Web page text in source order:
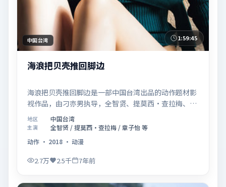
中国台湾 1:59:45
海浪把贝壳推回脚边
海浪把贝壳推回脚边是一部中国台湾出品的动作题材影
视作品，由刁亦男执导，全智贤、提莫西·查拉梅、章
子怡等联合主演，于2018年11月14日在院线首映。影
片围绕「爱的迟疑与勇敢迈出的一步」展开叙事，镜头
语言克制而富有张力，节奏起伏得当，人物弧光完整；
配乐与场面调度强化了类型片的观感体验，亦留有可供
解读的细节空间，适合关注现实主义叙事与人物关系的
地区 中国台湾
主演
全智贤 / 提莫西·查拉梅 / 章子怡 等
动作 · 2018 · 动漫
2.7万 2.5千 7年前